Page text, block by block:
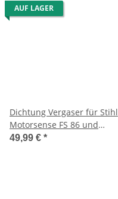
AUF LAGER
Dichtung Vergaser für Stihl
Motorsense FS 86 und
Blasgeräte 340 L/BG 72/ FS
49,99 € *